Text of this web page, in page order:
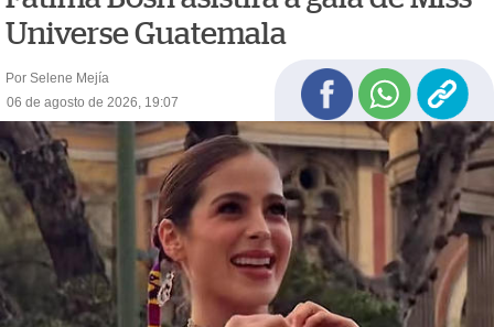
Universe Guatemala
Por Selene Mejía
06 de agosto de 2026, 19:07